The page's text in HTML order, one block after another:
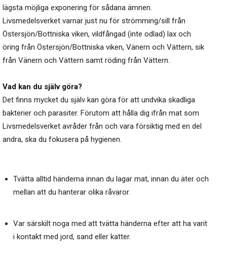
lägsta möjliga exponering för sådana ämnen.
Livsmedelsverket varnar just nu för strömming/sill från
Östersjön/Bottniska viken, vildfångad (inte odlad) lax och
öring från Östersjön/Bottniska viken, Vänern och Vättern, sik
från Vänern och Vättern samt röding från Vättern.
Vad kan du själv göra?
Det finns mycket du själv kan göra för att undvika skadliga
bakterier och parasiter. Förutom att hålla dig ifrån mat som
Livsmedelsverket avråder från och vara försiktig med en del
andra, ska du fokusera på hygienen.
Tvätta alltid händerna innan du lagar mat, innan du äter och
mellan att du hanterar olika råvaror.
Var särskilt noga med att tvätta händerna efter att ha varit
i kontakt med jord, sand eller katter.